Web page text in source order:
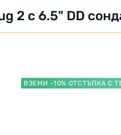
2 с 6.5" DD
ВЗЕМИ -10% ОТСТЪПКА С